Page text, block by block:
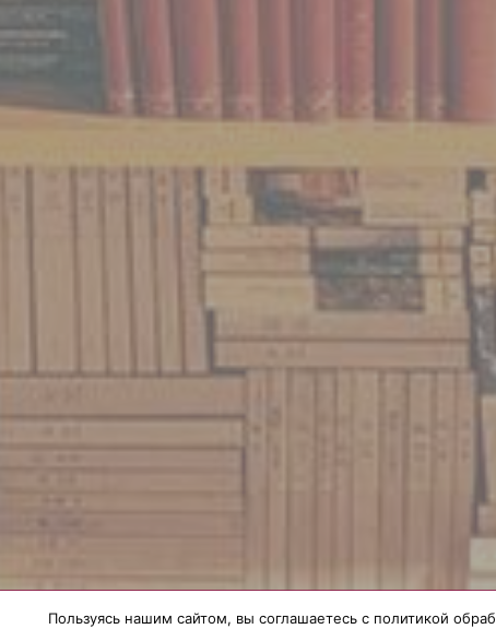
Пользуясь нашим сайтом, вы соглашаетесь с политикой